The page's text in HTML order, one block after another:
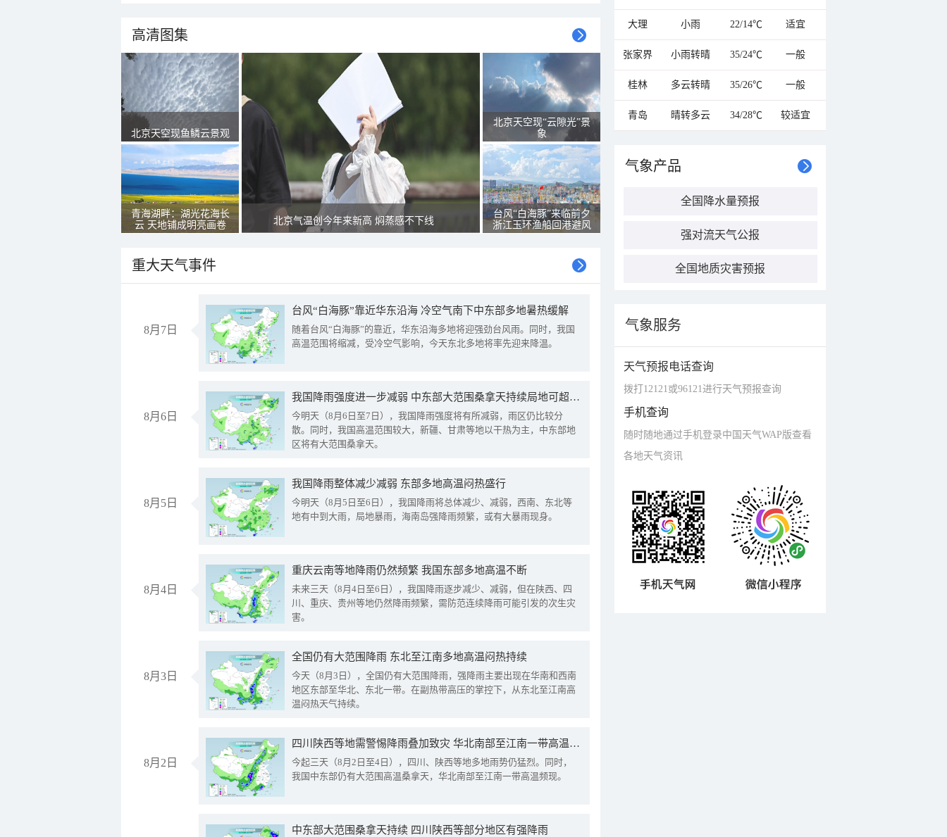
高清图集
北京天空现鱼鳞云景观
青海湖畔：湖光花海长
云 天地铺成明亮画卷
北京气温创今年来新高 焖蒸感不下线
北京天空现“云隙光”景
象
台风“白海豚”来临前夕
浙江玉环渔船回港避风
重大天气事件
8月7日
台风“白海豚”靠近华东沿海 冷空气南下中东部多地暑热缓解
随着台风“白海豚”的靠近，华东沿海多地将迎强劲台风雨。同时，我国
高温范围将缩减，受冷空气影响，今天东北多地将率先迎来降温。
8月6日
我国降雨强度进一步减弱 中东部大范围桑拿天持续局地可超38℃
今明天（8月6日至7日），我国降雨强度将有所减弱，雨区仍比较分
散。同时，我国高温范围较大，新疆、甘肃等地以干热为主，中东部地
区将有大范围桑拿天。
8月5日
我国降雨整体减少减弱 东部多地高温闷热盛行
今明天（8月5日至6日），我国降雨将总体减少、减弱，西南、东北等
地有中到大雨，局地暴雨，海南岛强降雨频繁，或有大暴雨现身。
8月4日
重庆云南等地降雨仍然频繁 我国东部多地高温不断
未来三天（8月4日至6日），我国降雨逐步减少、减弱，但在陕西、四
川、重庆、贵州等地仍然降雨频繁，需防范连续降雨可能引发的次生灾
害。
8月3日
全国仍有大范围降雨 东北至江南多地高温闷热持续
今天（8月3日），全国仍有大范围降雨，强降雨主要出现在华南和西南
地区东部至华北、东北一带。在副热带高压的掌控下，从东北至江南高
温闷热天气持续。
8月2日
四川陕西等地需警惕降雨叠加致灾 华北南部至江南一带高温频现
今起三天（8月2日至4日），四川、陕西等地多地雨势仍猛烈。同时，
我国中东部仍有大范围高温桑拿天，华北南部至江南一带高温频现。
中东部大范围桑拿天持续 四川陕西等部分地区有强降雨
大理 小雨 22/14℃ 适宜
张家界 小雨转晴 35/24℃ 一般
桂林 多云转晴 35/26℃ 一般
青岛 晴转多云 34/28℃ 较适宜
气象产品
全国降水量预报
强对流天气公报
全国地质灾害预报
气象服务
天气预报电话查询
拨打12121或96121进行天气预报查询
手机查询
随时随地通过手机登录中国天气WAP版查看
各地天气资讯